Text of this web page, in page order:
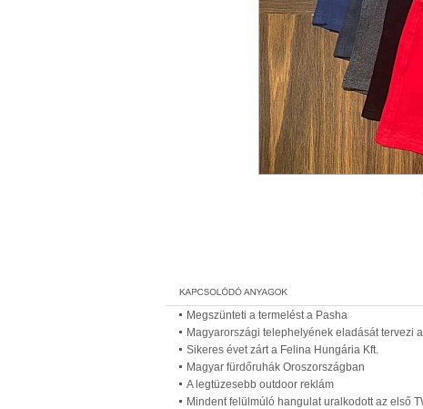
Megszünteti a termelést a Pasha
Magyarországi telephelyének eladását tervezi
Sikeres évet zárt a Felina Hungária Kft.
Magyar fürdőruhák Oroszországban
A legtüzesebb outdoor reklám
Mindent felülmúló hangulat uralkodott az első